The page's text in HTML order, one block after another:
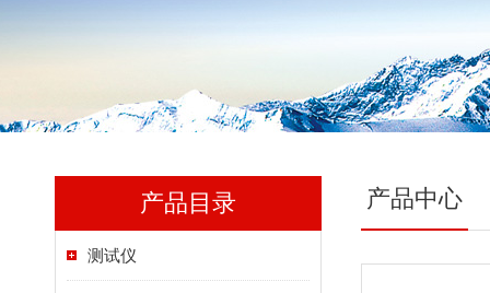
产品目录
测试仪
产品中心